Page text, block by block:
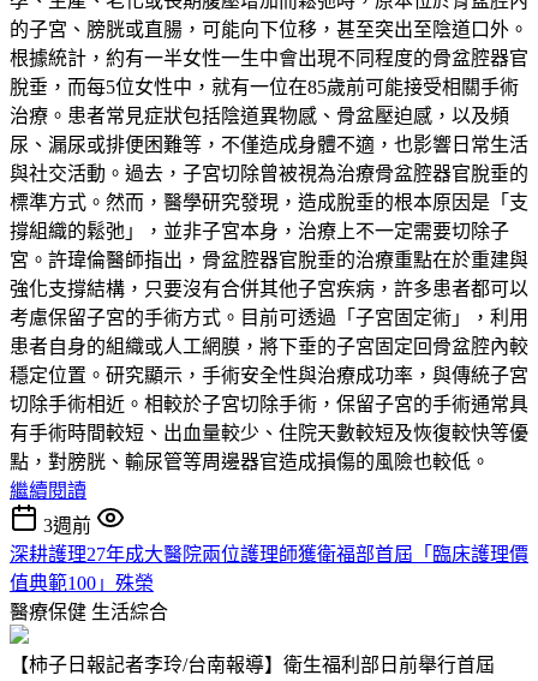
的子宮、膀胱或直腸，可能向下位移，甚至突出至陰道口外。
根據統計，約有一半女性一生中會出現不同程度的骨盆腔器官
脫垂，而每5位女性中，就有一位在85歲前可能接受相關手術
治療。患者常見症狀包括陰道異物感、骨盆壓迫感，以及頻
尿、漏尿或排便困難等，不僅造成身體不適，也影響日常生活
與社交活動。過去，子宮切除曾被視為治療骨盆腔器官脫垂的
標準方式。然而，醫學研究發現，造成脫垂的根本原因是「支
撐組織的鬆弛」，並非子宮本身，治療上不一定需要切除子
宮。許瑋倫醫師指出，骨盆腔器官脫垂的治療重點在於重建與
強化支撐結構，只要沒有合併其他子宮疾病，許多患者都可以
考慮保留子宮的手術方式。目前可透過「子宮固定術」，利用
患者自身的組織或人工網膜，將下垂的子宮固定回骨盆腔內較
穩定位置。研究顯示，手術安全性與治療成功率，與傳統子宮
切除手術相近。相較於子宮切除手術，保留子宮的手術通常具
有手術時間較短、出血量較少、住院天數較短及恢復較快等優
點，對膀胱、輸尿管等周邊器官造成損傷的風險也較低。
繼續閱讀
3週前
深耕護理27年成大醫院兩位護理師獲衛福部首屆「臨床護理價
值典範100」殊榮
醫療保健 生活綜合
【柿子日報記者李玲/台南報導】衛生福利部日前舉行首屆